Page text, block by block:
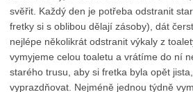
svěřit. Každý den je potřeba odstranit
fretky si s oblibou dělají zásoby), dát
nejlépe několikrát odstranit výkaly z
vymyjeme celou toaletu a vrátíme do ní
starého trusu, aby si fretka byla opět
vyprazdňovat. Nejméně jednou týdně